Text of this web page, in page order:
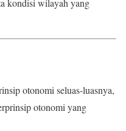
otonomi seluas-luasnya,
otonomi yang